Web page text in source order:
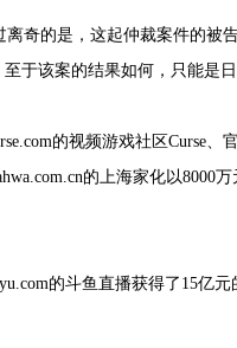
奇的是，这起仲裁案件的被
于该案的结果如何，只能是日
的视频游戏社区Curse、
的上海家化以8000
的斗鱼直播获得了15亿元